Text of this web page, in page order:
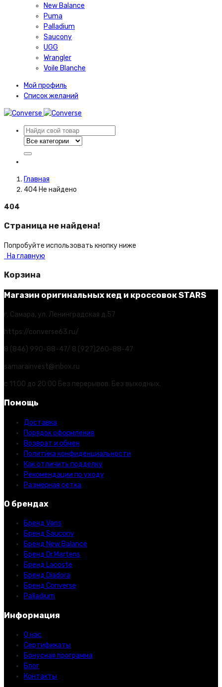
New Balance
Puma
Palladium
Saucony
UGG
Wrangler
Voile Blanche
Мой профиль
Список желаний
Главная
404 Не найдено
404
Страница не найдена!
Попробуйте использовать кнопку ниже
На главную
Корзина
Магазин оригинальных кед и кроссовок STARS
г. Самара, ул. Ленинградская д.57
https://converse63.ru/
8 (846) 990-88-47/ 8 (927)260-88-47
samarainvest@inbox.ru
с 11:00 до 20:00 Без перерывов. Без выходных.
Помощь
Доставка
Порядок оформления
Возврат и обмен
Политика конфиденциальности
Как отличить подделку
Рекомендации по уходу
Размерная сетка
О брендах
Бренд Vans
Бренд Saucony
Бренд New Balance
Бренд Dr.Martens
Бренд Lacoste
Бренд Diadora
Бренд Converse
Palladium
Информация
О нас
Сертификаты
Бонусная программа
Блог
Контакты